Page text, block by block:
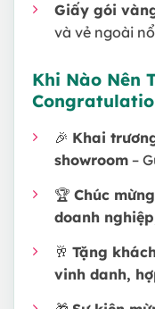
Giấy gói
và vẻ ngoài
Khi Nào Nên
🎉 Khai
showroom –
🏆 Chúc
doanh
🥂 Tặng
vinh danh,